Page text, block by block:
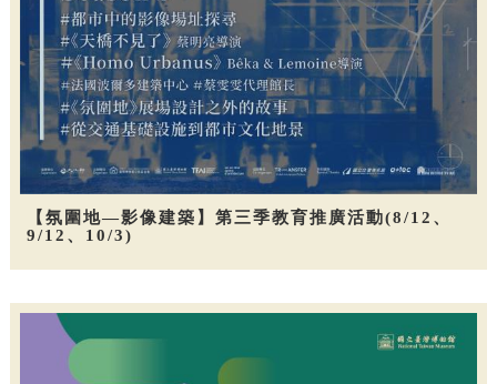
【氛圍地—影像建築】第三季教育推廣活動(8/12、
9/12、10/3)